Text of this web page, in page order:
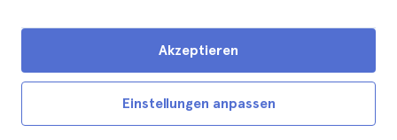
Einstellungen anpassen
Akzeptieren